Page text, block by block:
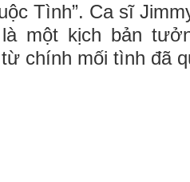
Tình”. Ca sĩ
một kịch bản
chính mối tình đã